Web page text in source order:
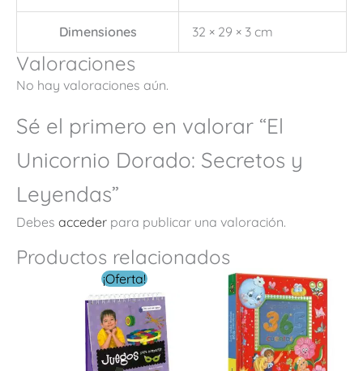
Dimensiones 32 × 29 × 3 cm
Valoraciones
No hay valoraciones aún.
Sé el primero en valorar “El
Unicornio Dorado: Secretos y
Leyendas”
Debes acceder para publicar una valoración.
Productos relacionados
¡Oferta!
El
precio
original
era:
$ 229.00.